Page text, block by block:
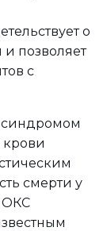
о
и позволяет
с
синдромом
смерти у
ОКС